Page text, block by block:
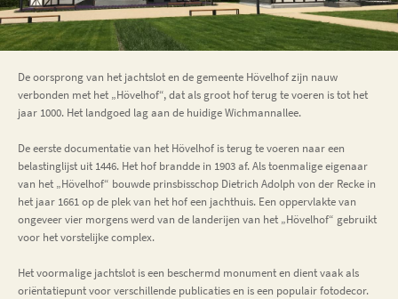
De oorsprong van het jachtslot en de gemeente Hövelhof zijn nauw
verbonden met het „Hövelhof“, dat als groot hof terug te voeren is tot het
jaar 1000. Het landgoed lag aan de huidige Wichmannallee.
De eerste documentatie van het Hövelhof is terug te voeren naar een
belastinglijst uit 1446. Het hof brandde in 1903 af. Als toenmalige eigenaar
van het „Hövelhof“ bouwde prinsbisschop Dietrich Adolph von der Recke in
het jaar 1661 op de plek van het hof een jachthuis. Een oppervlakte van
ongeveer vier morgens werd van de landerijen van het „Hövelhof“ gebruikt
voor het vorstelijke complex.
Het voormalige jachtslot is een beschermd monument en dient vaak als
oriëntatiepunt voor verschillende publicaties en is een populair fotodecor.